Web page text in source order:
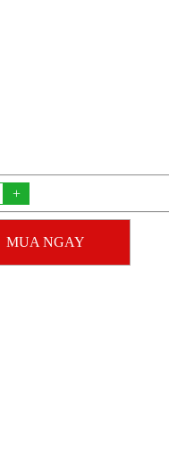
+
MUA NGAY